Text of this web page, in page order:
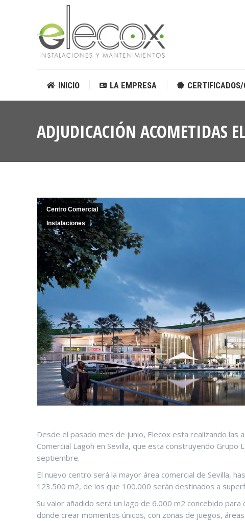
INICIO LA EMPRESA
ADJUDICACIÓN ACOMETIDAS
Centro Comercial
Instalaciones
Desde el pasado mes de junio, Elecox esta realizando las
Comercial Lagoh en Sevilla, que esta construyendo
septiembre.
El nuevo centro será la mayor área comercial de Sevilla,
123.500 m2, de los que 100.000 serán destinados a
Su valor añadido será un lago de 6.000 m2 concebido
donde crear momentos únicos, con zonas de juegos,